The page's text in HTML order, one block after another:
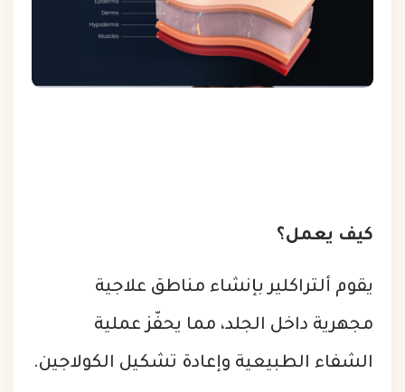
كيف يعمل؟
يقوم ألتراكلير بإنشاء مناطق علاجية
مجهرية داخل الجلد، مما يحفّز عملية
الشفاء الطبيعية وإعادة تشكيل الكولاجين.